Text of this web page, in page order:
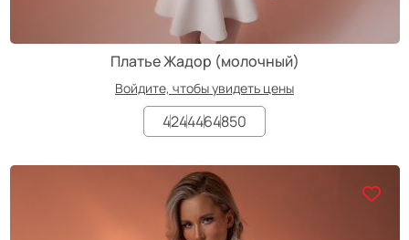
Платье Жадор (молочный)
Войдите, чтобы увидеть цены
4244464850